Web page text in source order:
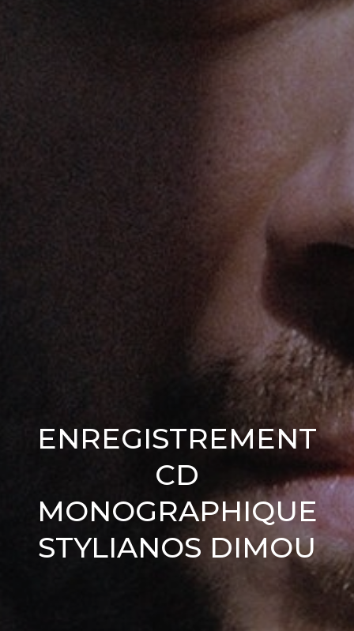
ENREGISTREMENT
CD
MONOGRAPHIQUE
STYLIANOS DIMOU